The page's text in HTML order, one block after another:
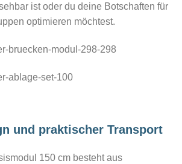
ist oder du deine Botschaften für
optimieren möchtest.
und praktischer Transport
150 cm besteht aus